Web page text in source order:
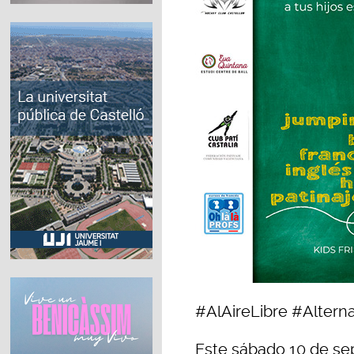
#AlAireLibre
Este sábado 10 de